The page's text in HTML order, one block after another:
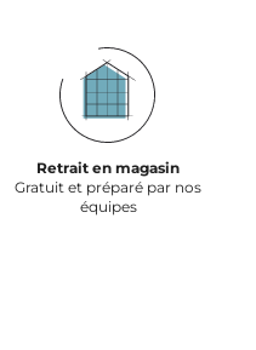
Retrait en magasin
Gratuit et préparé par nos
équipes